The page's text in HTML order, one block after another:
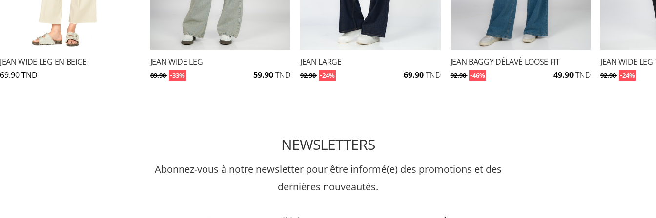
JEAN WIDE LEG EN BEIGE
69.90 TND
JEAN WIDE LEG
89.90 -33% 59.90TND
JEAN LARGE
92.90 -24% 69.90TND
JEAN BAGGY DÉLAVÉ LOOSE FIT
92.90 -46% 49.90TND
JEAN WIDE
92.90 -24%
NEWSLETTERS
Abonnez-vous à notre newsletter pour être informé(e) des promotions et des
dernières nouveautés.